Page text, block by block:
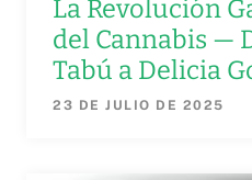
La Revolución
del Cannabis —
Tabú a Delicia
23 DE JULIO DE 2025